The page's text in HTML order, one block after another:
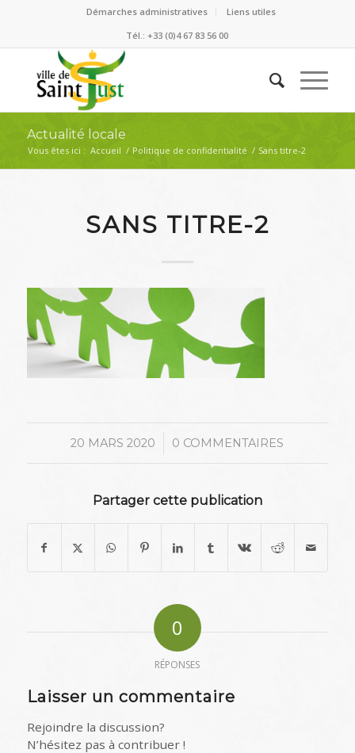
Démarches administratives
Liens utiles
Tél.: +33 (0)4 67 83 56 00
Actualité locale
Vous êtes ici : Accueil / Politique de confidentialité / Sans titre-2
SANS TITRE-2
20 MARS 2020
/ 0 COMMENTAIRES
Partager cette publication
0
RÉPONSES
Laisser un commentaire
Rejoindre la discussion?
N’hésitez pas à contribuer !